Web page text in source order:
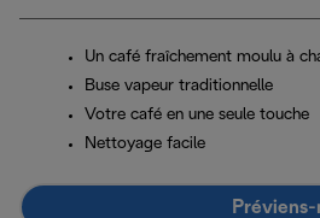
Un café fraîchement moulu à
Buse vapeur traditionnelle
Votre café en une seule touche
Nettoyage facile
Préviens-